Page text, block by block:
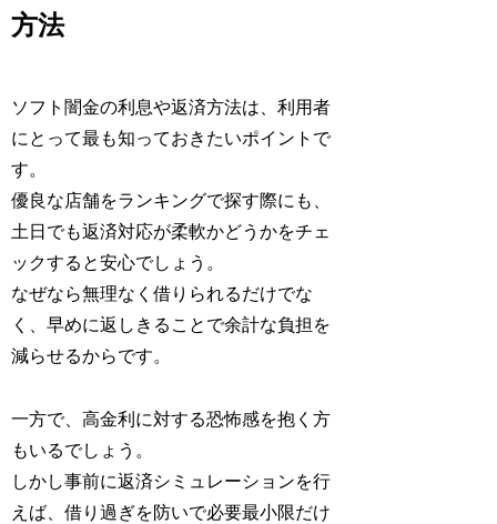
方法
ソフト闇金の利息や返済方法は、利用者
にとって最も知っておきたいポイントで
す。
優良な店舗をランキングで探す際にも、
土日でも返済対応が柔軟かどうかをチェ
ックすると安心でしょう。
なぜなら無理なく借りられるだけでな
く、早めに返しきることで余計な負担を
減らせるからです。
一方で、高金利に対する恐怖感を抱く方
もいるでしょう。
しかし事前に返済シミュレーションを行
えば、借り過ぎを防いで必要最小限だけ